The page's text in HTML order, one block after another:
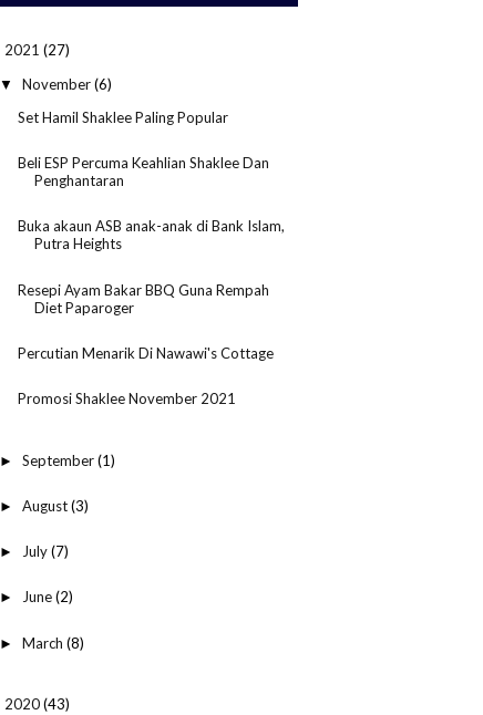
2021(27)
▼ November(6)
Set Hamil Shaklee Paling Popular
Beli ESP Percuma Keahlian Shaklee Dan
Penghantaran
Buka akaun ASB anak-anak di Bank Islam,
Putra Heights
Resepi Ayam Bakar BBQ Guna Rempah
Diet Paparoger
Percutian Menarik Di Nawawi's Cottage
Promosi Shaklee November 2021
► September(1)
► August(3)
► July(7)
► June(2)
► March (8)
2020(43)